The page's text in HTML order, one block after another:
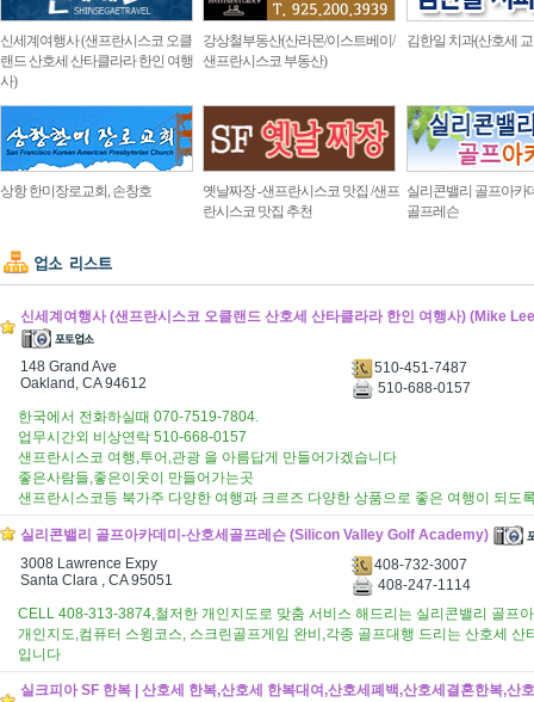
신세계여행사 (샌프란시스코 오클
랜드 산호세 산타클라라 한인 여행
사)
강상철부동산(산라몬/이스트베이/
샌프란시스코 부동산)
김한일 치과(산호세
상항 한미장로교회, 손창호
옛날짜장 -샌프란시스코 맛집 /샌프
란시스코 맛집 추천
실리콘밸리 골프아카
골프레슨
신세계여행사 (샌프란시스코 오클랜드 산호세 산타클라라 한인 여행사) (Mike
148 Grand Ave
Oakland, CA 94612
510-451-7487
510-688-0157
한국에서 전화하실때 070-7519-7804.
업무시간외 비상연락 510-668-0157
샌프란시스코 여행,투어,관광 을 아름답게 만들어가겠습니다
좋은사람들,좋은이웃이 만들어가는곳
샌프란시스코등 북가주 다양한 여행과 크르즈 다양한 상품으로 좋은 여행이 되도
실리콘밸리 골프아카데미-산호세골프레슨 (Silicon Valley Golf Academy)
3008 Lawrence Expy
Santa Clara , CA 95051
408-732-3007
408-247-1114
CELL 408-313-3874,철저한 개인지도로 맞춤 서비스 해드리는 실리콘밸리 골프
개인지도,컴퓨터 스윙코스, 스크린골프게임 완비,각종 골프대행 드리는 산호세
입니다
실크피아 SF 한복 | 산호세 한복,산호세 한복대여,산호세폐백,산호세결혼한복,산